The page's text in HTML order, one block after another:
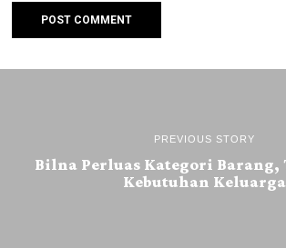
PREVIOUS STORY
Bilna Perluas Kategori Barang,
Kebutuhan Keluarga